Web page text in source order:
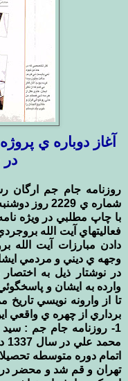
آغاز دوباره ي
در
روزنامه جام جم ارگان
با چاپ مطلبي در ويژه
فعاليتهاي آيت الله
دادن مبارزات آيت الله
وجهه ي ديني و مردمي
در نوشتار ذيل به
وارده به ايشان و
تا از وارونه نويسي
برداري از چهره ي واقعي
1- روزنامه جام جم :
اتمام دوره متوسطه
تهران و قم شد و محضر